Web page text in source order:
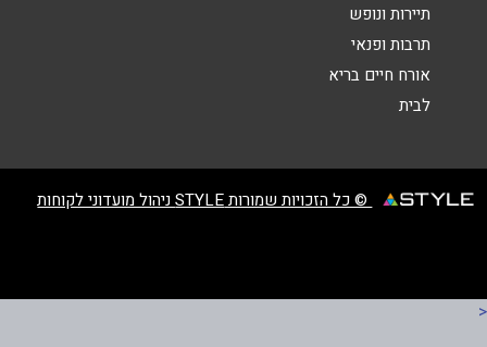
תיירות ונופש
תרבות ופנאי
אורח חיים בריא
לבית
© כל הזכויות שמורות STYLE ניהול מועדוני לקוחות
<